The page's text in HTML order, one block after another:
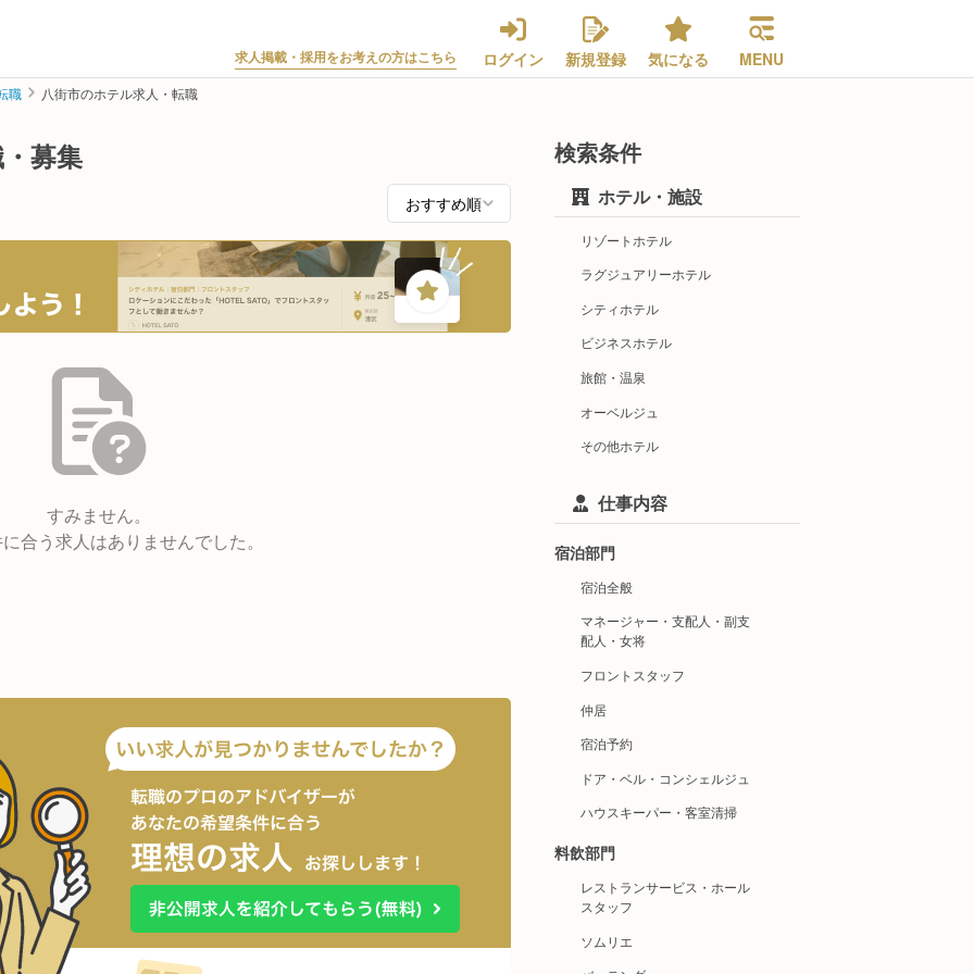
求人掲載・採用をお考えの方はこちら ログイン 新規登録 気になる MENU
職 八街市のホテル求人・転職
募集
すみません。
合う求人はありませんでした。
検索条件
ホテル・施設
リゾートホテル
ラグジュアリーホテル
シティホテル
ビジネスホテル
旅館・温泉
オーベルジュ
その他ホテル
仕事内容
宿泊部門
宿泊全般
マネージャー・支配人・副支
配人・女将
フロントスタッフ
仲居
宿泊予約
ドア・ベル・コンシェルジュ
ハウスキーパー・客室清掃
料飲部門
レストランサービス・ホール
スタッフ
ソムリエ